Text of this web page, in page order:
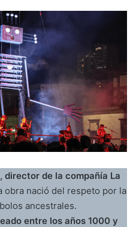
director de la compañía La
obra nació del respeto por la
ancestrales.
entre los años 1000 y